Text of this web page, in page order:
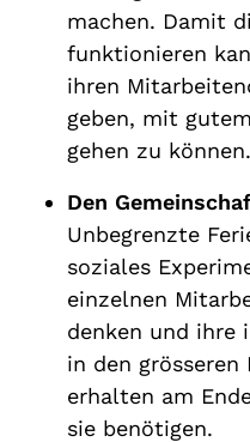
machen. Damit
funktionieren
ihren
geben, mit
gehen zu können.
Den
Unbegrenzte
soziales
einzelnen
denken und ihre
in den
erhalten am
sie benötigen.